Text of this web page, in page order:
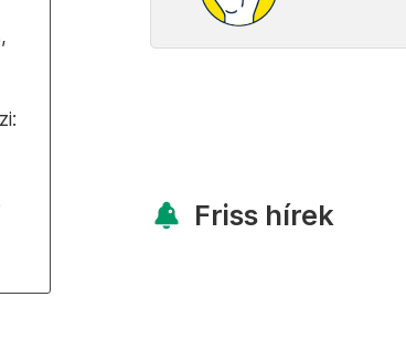
Friss hírek